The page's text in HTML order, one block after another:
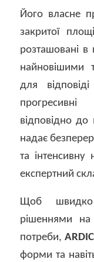
Його власне
закритої
розташовані
найновішими
для
відповідно
надає
та інтенсивну
експертний
Щоб швидко
рішеннями на
потреби, ARDIC
форми та